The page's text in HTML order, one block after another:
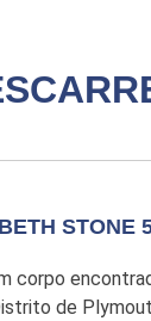
STONE
corpo
de